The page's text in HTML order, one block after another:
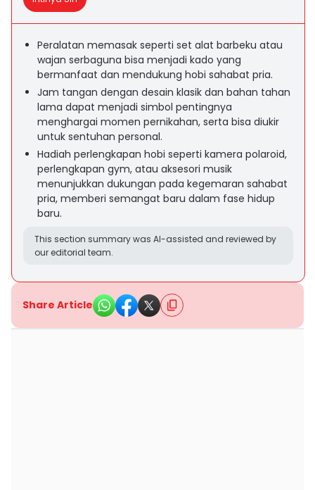
Peralatan memasak seperti set alat barbeku atau
wajan serbaguna bisa menjadi kado yang
bermanfaat dan mendukung hobi sahabat pria.
Jam tangan dengan desain klasik dan bahan tahan
lama dapat menjadi simbol pentingnya
menghargai momen pernikahan, serta bisa diukir
untuk sentuhan personal.
Hadiah perlengkapan hobi seperti kamera polaroid,
perlengkapan gym, atau aksesori musik
menunjukkan dukungan pada kegemaran sahabat
pria, memberi semangat baru dalam fase hidup
baru.
This section summary was AI-assisted and reviewed by
our editorial team.
Share Article